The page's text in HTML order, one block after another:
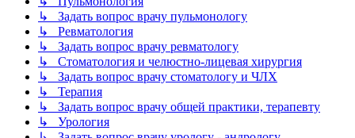
↳ Задать вопрос врачу пульмонологу
↳ Ревматология
↳ Задать вопрос врачу ревматологу
↳ Стоматология и челюстно-лицевая хирургия
↳ Задать вопрос врачу стоматологу и ЧЛХ
↳ Терапия
↳ Задать вопрос врачу общей практики, терапевту
↳ Урология